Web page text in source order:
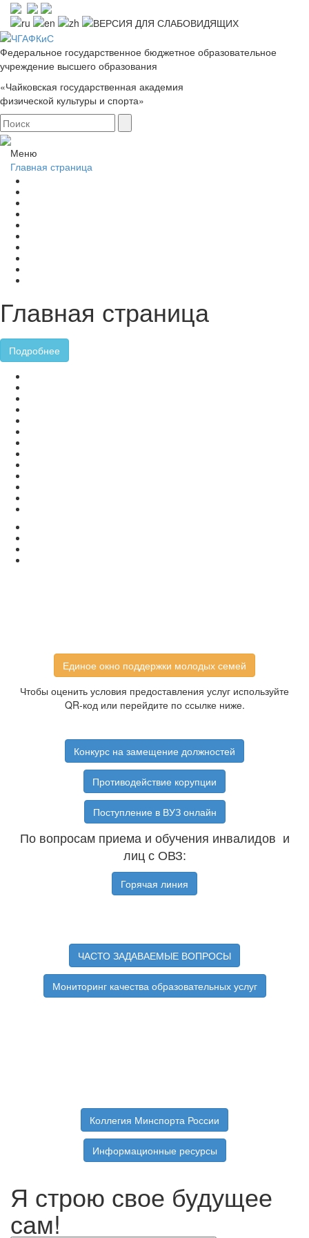
Федеральное государственное бюджетное образовательное
учреждение высшего образования
«Чайковская государственная академия
физической культуры и спорта»
Меню
Главная страница
Главная страница
Подробнее
Единое окно поддержки молодых семей
Чтобы оценить условия предоставления услуг используйте
QR-код или перейдите по ссылке ниже.
Конкурс на замещение должностей
Противодействие корупции
Поступление в ВУЗ онлайн
По вопросам приема и обучения инвалидов и
лиц с ОВЗ:
Горячая линия
ЧАСТО ЗАДАВАЕМЫЕ ВОПРОСЫ
Мониторинг качества образовательных услуг
Коллегия Минспорта России
Информационные ресурсы
Я строю свое будущее
сам!